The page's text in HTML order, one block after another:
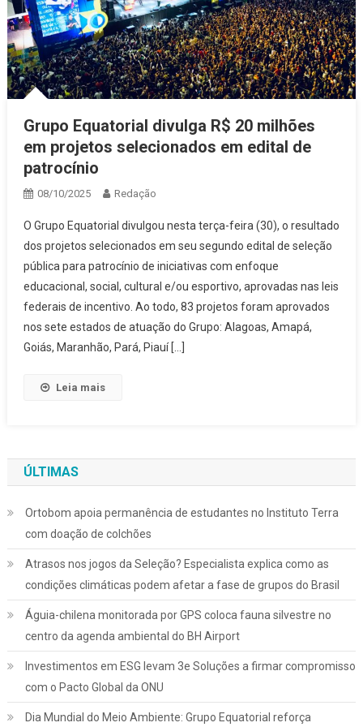
Grupo Equatorial divulga R$ 20 milhões
em projetos selecionados em edital de
patrocínio
08/10/2025 Redação
O Grupo Equatorial divulgou nesta terça-feira (30), o resultado
dos projetos selecionados em seu segundo edital de seleção
pública para patrocínio de iniciativas com enfoque
educacional, social, cultural e/ou esportivo, aprovadas nas leis
federais de incentivo. Ao todo, 83 projetos foram aprovados
nos sete estados de atuação do Grupo: Alagoas, Amapá,
Goiás, Maranhão, Pará, Piauí […]
Leia mais
ÚLTIMAS
Ortobom apoia permanência de estudantes no Instituto Terra
com doação de colchões
Atrasos nos jogos da Seleção? Especialista explica como as
condições climáticas podem afetar a fase de grupos do Brasil
Águia-chilena monitorada por GPS coloca fauna silvestre no
centro da agenda ambiental do BH Airport
Investimentos em ESG levam 3e Soluções a firmar compromisso
com o Pacto Global da ONU
Dia Mundial do Meio Ambiente: Grupo Equatorial reforça